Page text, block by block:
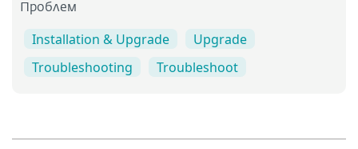
Проблем
Installation & Upgrade
Upgrade
Troubleshooting
Troubleshoot